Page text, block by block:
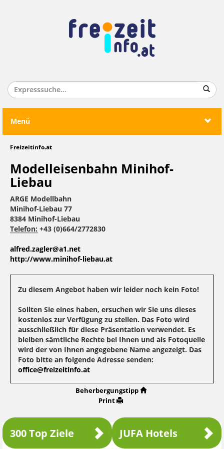
Menü
Freizeitinfo.at
Modelleisenbahn Minihof-
Liebau
ARGE Modellbahn
Minihof-Liebau 77
8384 Minihof-Liebau
Telefon: +43 (0)664/2772830
alfred.zagler@a1.net
http://www.minihof-liebau.at
Zu diesem Angebot haben wir leider noch kein Foto!
Sollten Sie eines haben, ersuchen wir Sie uns dieses
kostenlos zur Verfügung zu stellen. Das Foto wird
ausschließlich für diese Präsentation verwendet. Es
bleiben sämtliche Rechte bei Ihnen und als Fotoquelle
wird der von Ihnen angegebene Name angezeigt. Das
Foto bitte an folgende Adresse senden:
office@freizeitinfo.at
Beherbergungstipp
Print
300 Top Ziele JUFA Hotels